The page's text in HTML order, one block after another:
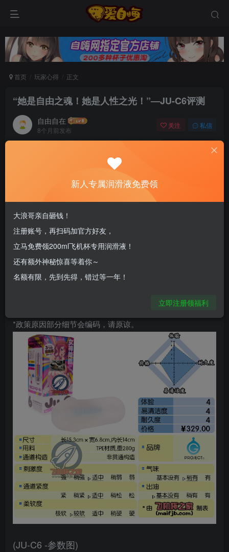
首页 玩家心得 正文
“她是自由之魂！她是人性之光！”—JU-C6评测
自由自在
8个月前发布
关注 私信
新老司机速来！注册自嗨网+扫码加好友，即
送200ml润滑液→
*文章的内容应尽可能客观。由于个人体质不同，
操作体验会因人而异，效果无法保证。
*手工测量会有误差，图文数据仅供参考，不作标
*政策原因部分细节会编码，请原谅。
(JU-C6 -参数图)
新人专属润滑液免费领
大浪哥亲自砸钱！
注册账号，再扫码加官方好友，
立马免费领200ml飞机杯专用润滑液！
还有额外神秘惊喜等着你～
名额有限，先到先得，错过等一年！
立即注册领福利